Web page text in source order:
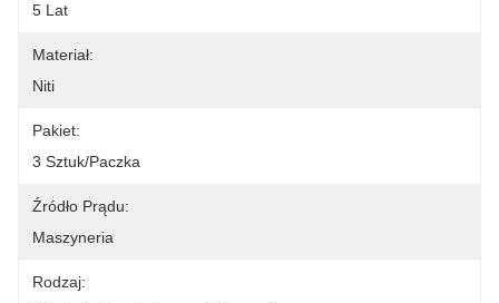
5 Lat
Materiał:
Niti
Pakiet:
3 Sztuk/paczka
Źródło Prądu:
Maszyneria
Rodzaj: